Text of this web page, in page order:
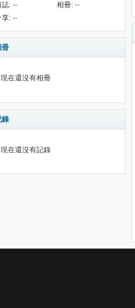
誌: -- 相冊: --
享: --
冊
現在還沒有相冊
錄
現在還沒有記錄